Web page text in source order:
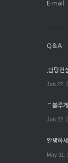
E-
.담당컨
Jun 22.
⌒블루
Jun 22.
안녕하
May 11.